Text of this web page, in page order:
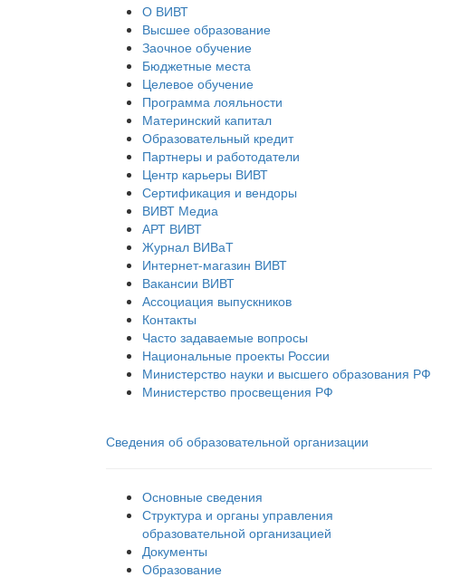
О ВИВТ
Высшее образование
Заочное обучение
Бюджетные места
Целевое обучение
Программа лояльности
Материнский капитал
Образовательный кредит
Партнеры и работодатели
Центр карьеры ВИВТ
Сертификация и вендоры
ВИВТ Медиа
АРТ ВИВТ
Журнал ВИВаТ
Интернет-магазин ВИВТ
Вакансии ВИВТ
Ассоциация выпускников
Контакты
Часто задаваемые вопросы
Национальные проекты России
Министерство науки и высшего образования РФ
Министерство просвещения РФ
Сведения об образовательной организации
Основные сведения
Структура и органы управления
образовательной организацией
Документы
Образование